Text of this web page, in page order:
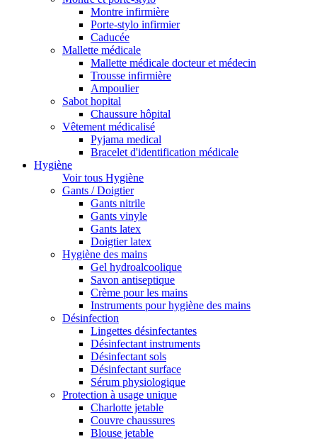
Montre infirmière
Porte-stylo infirmier
Caducée
Mallette médicale
Mallette médicale docteur et médecin
Trousse infirmière
Ampoulier
Sabot hopital
Chaussure hôpital
Vêtement médicalisé
Pyjama medical
Bracelet d'identification médicale
Hygiène
Voir tous Hygiène
Gants / Doigtier
Gants nitrile
Gants vinyle
Gants latex
Doigtier latex
Hygiène des mains
Gel hydroalcoolique
Savon antiseptique
Crème pour les mains
Instruments pour hygiène des mains
Désinfection
Lingettes désinfectantes
Désinfectant instruments
Désinfectant sols
Désinfectant surface
Sérum physiologique
Protection à usage unique
Charlotte jetable
Couvre chaussures
Blouse jetable